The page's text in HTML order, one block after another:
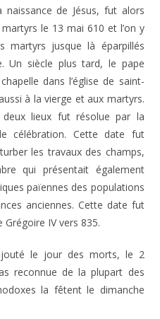
de Jésus, fut alors
le 13 mai 610 et l’on y
martyrs jusque là éparpillés
Un siècle plus tard, le pape
dans l’église de saint-
à la vierge et aux martyrs.
deux lieux fut résolue par la
célébration. Cette date fut
les travaux des champs,
qui présentait également
païennes des populations
anciennes. Cette date fut
IV vers 835.
le jour des morts, le 2
reconnue de la plupart des
la fêtent le dimanche